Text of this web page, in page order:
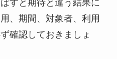
すと期待と違う結果に
、期間、対象者、利用
確認しておきましょ